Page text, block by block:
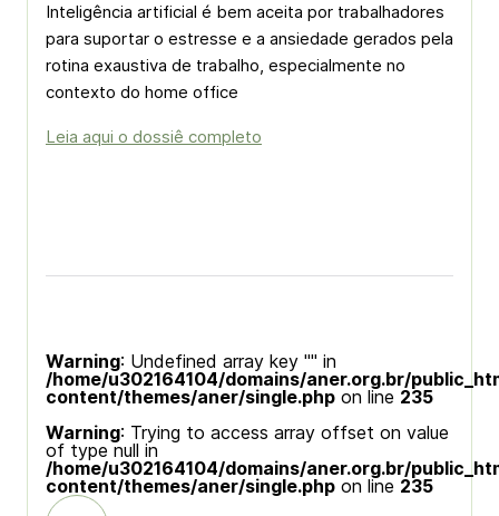
Inteligência artificial é bem aceita por trabalhadores
para suportar o estresse e a ansiedade gerados pela
rotina exaustiva de trabalho, especialmente no
contexto do home office
Leia aqui o dossiê completo
Warning: Undefined array key "" in
/home/u302164104/domains/aner.org.br/
content/themes/aner/single.php on line 235
Warning: Trying to access array offset on value
of type null in
/home/u302164104/domains/aner.org.br/
content/themes/aner/single.php on line 235